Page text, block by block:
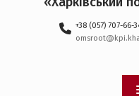
Збройних
участю ХПІ
+38 (057) 707-66-